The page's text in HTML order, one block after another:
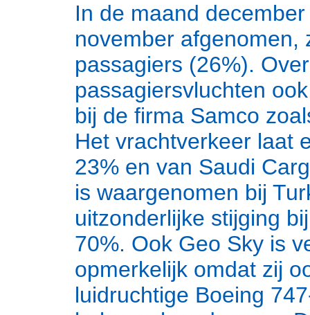
In de maand
november afgenomen,
passagiers (26%).
passagiersvluchten
bij de firma Samco
Het vrachtverkeer laat
23% en van Saudi
is waargenomen bij
uitzonderlijke stijging
70%. Ook Geo Sky is
opmerkelijk omdat zij
luidruchtige Boeing